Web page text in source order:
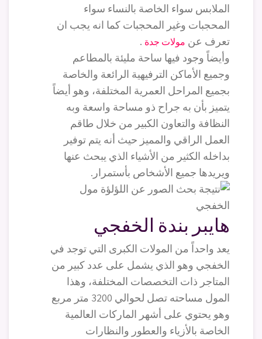
الملابس سواء الخاصة بالنساء سواء
المحجبات وغير المحجبات كما انه يجب ان
تعرف عن مولات جدة .
وأيضاً وجود فيها ساحة مليئة بالمطاعم
وجميع الأماكن الترفيهية الرائعة والخاصة
بجميع المراحل العمرية المختلفة، وهو أيضاً
يتميز بأن به جراح ذو مساحة واسعة وبه
النظافة والتعاون الكبير من خلال طاقم
العمل الراقي والمميز حيث أنه يتم توفير
بداخله الكثير من الأشياء الذي يبحث عنها
ويريدها جميع الأشخاص بأستمرار.
هايبر بندة الخفجي
يعد واحداً من المولات الكبرى التي توجد في
الخفجي وهو الذي يشمل على عدد كبير من
المتاجر ذات التخصصات المختلفة، وهذا
المول مساحته تصل لحوالي 3200 متر مربع
وهو يحتوي على أشهر الماركات العالمية
الخاصة بالأزياء والعطور والنظارات